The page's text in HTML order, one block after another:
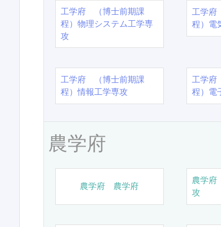
工学府 （博士前期課
程）物理システム工学専
攻
工学
程）電
工学府 （博士前期課
程）情報工学専攻
工学
程）電
農学府
農学府 農学府
農学
攻